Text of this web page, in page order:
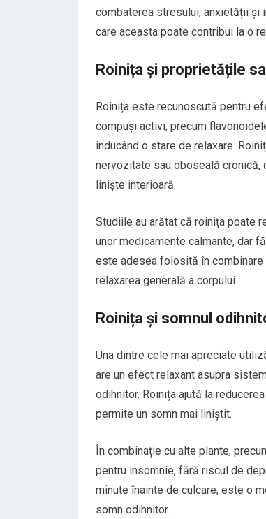
combaterea stresului, anxietății și
care aceasta poate contribui la o
Roinița și proprietățile
Roinița este recunoscută pentru
compuși activi, precum
inducând o stare de relaxare.
nervozitate sau oboseală
liniște interioară.
Studiile au arătat că roinița poate
unor medicamente calmante, dar
este adesea folosită în combinare
relaxarea generală a corpului.
Roinița și somnul
Una dintre cele mai apreciate
are un efect relaxant asupra
odihnitor. Roinița ajută la
permite un somn mai liniștit.
În combinație cu alte plante,
pentru insomnie, fără riscul de
minute înainte de culcare, este o
somn odihnitor.